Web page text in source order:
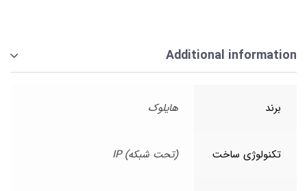
Additional information
برند هایلوک
تکنولوژی ساخت (تحت شبکه) IP